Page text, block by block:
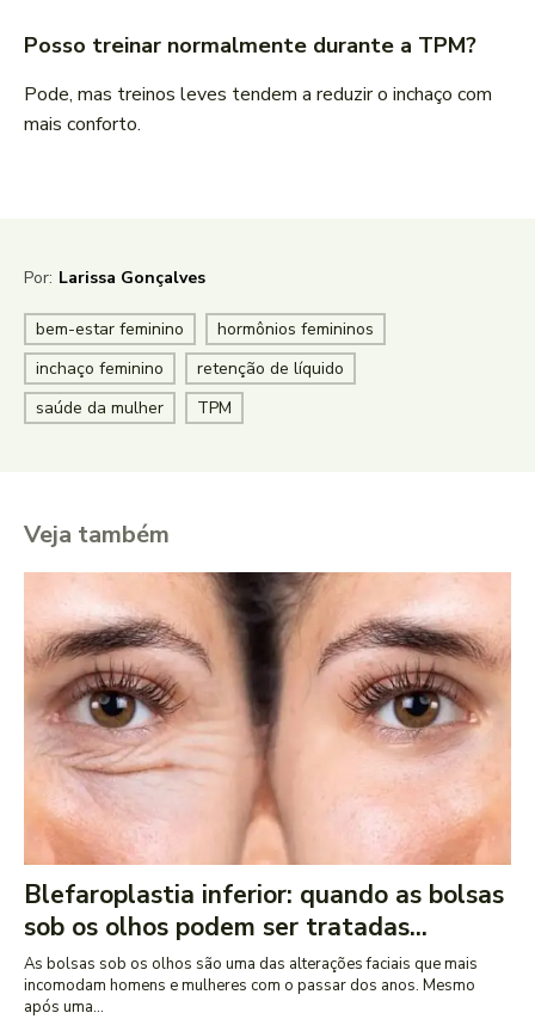
Posso treinar normalmente durante a TPM?
Pode, mas treinos leves tendem a reduzir o inchaço com
mais conforto.
Por: Larissa Gonçalves
bem-estar feminino
hormônios femininos
inchaço feminino
retenção de líquido
saúde da mulher
TPM
Veja também
Blefaroplastia inferior: quando as bolsas
sob os olhos podem ser tratadas...
As bolsas sob os olhos são uma das alterações faciais que mais
incomodam homens e mulheres com o passar dos anos. Mesmo
após uma...